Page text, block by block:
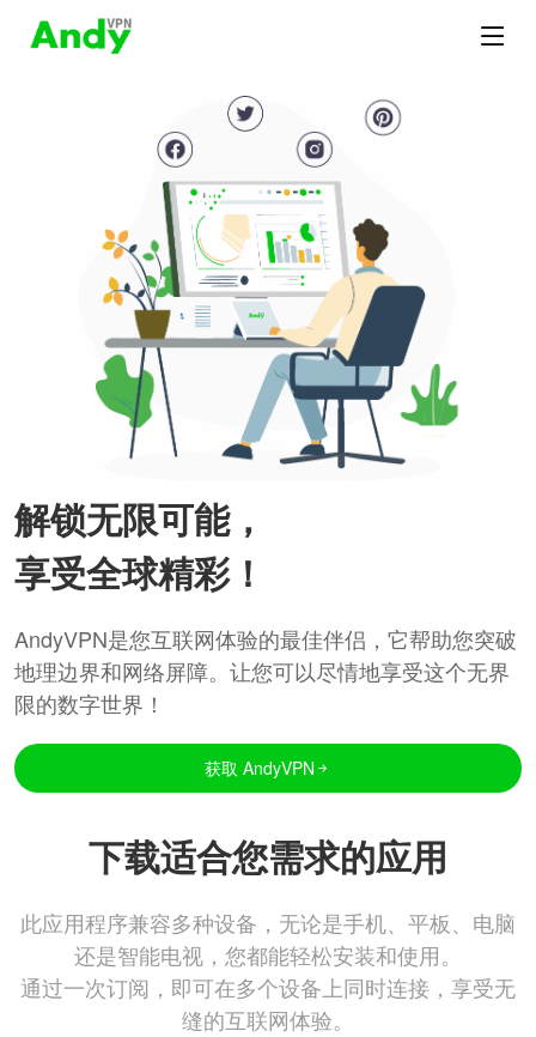
解锁无限可能，
享受全球精彩！
AndyVPN是您互联网体验的最佳伴侣，它帮助您突破
地理边界和网络屏障。让您可以尽情地享受这个无界
限的数字世界！
获取 AndyVPN
下载适合您需求的应用
此应用程序兼容多种设备，无论是手机、平板、电脑
还是智能电视，您都能轻松安装和使用。
通过一次订阅，即可在多个设备上同时连接，享受无
缝的互联网体验。